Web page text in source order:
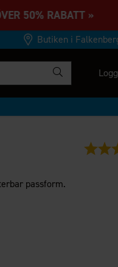
50%
Butiken i
passform.